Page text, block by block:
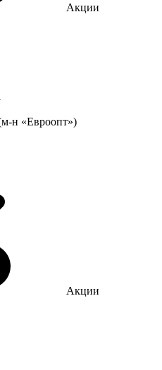
Акции
н «Евроопт»)
Акции